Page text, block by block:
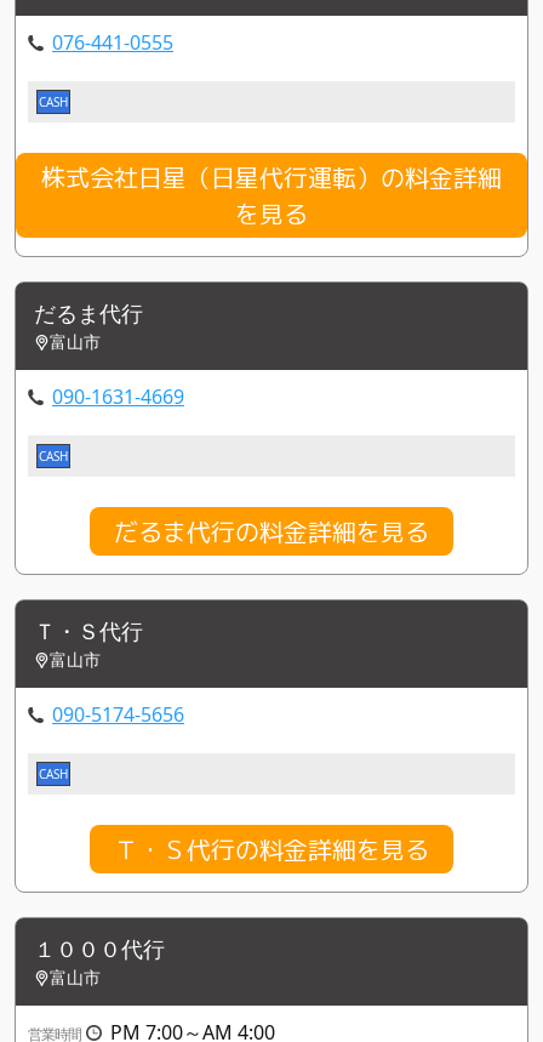
076-441-0555
CASH
株式会社日星（日星代行運転）の料金詳細
を見る
だるま代行
富山市
090-1631-4669
CASH
だるま代行の料金詳細を見る
Ｔ・Ｓ代行
富山市
090-5174-5656
CASH
Ｔ・Ｓ代行の料金詳細を見る
１０００代行
富山市
営業時間 PM 7:00～AM 4:00